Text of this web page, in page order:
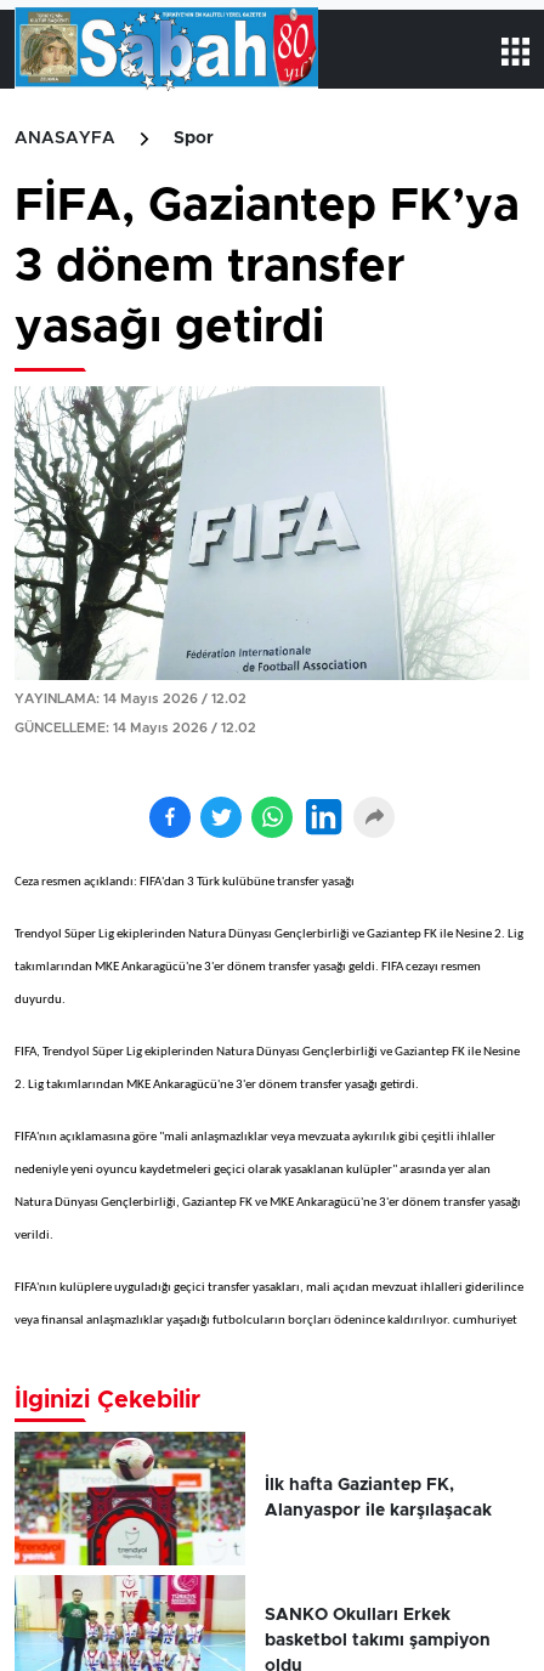
ANASAYFA Spor
FİFA, Gaziantep FK’ya
3 dönem transfer
yasağı getirdi
YAYINLAMA: 14 Mayıs 2026 / 12.02
GÜNCELLEME: 14 Mayıs 2026 / 12.02
Ceza resmen açıklandı: FIFA'dan 3 Türk kulübüne transfer yasağı
Trendyol Süper Lig ekiplerinden Natura Dünyası Gençlerbirliği ve Gaziantep FK ile Nesine 2. Lig
takımlarından MKE Ankaragücü'ne 3'er dönem transfer yasağı geldi. FIFA cezayı resmen
duyurdu.
FIFA, Trendyol Süper Lig ekiplerinden Natura Dünyası Gençlerbirliği ve Gaziantep FK ile Nesine
2. Lig takımlarından MKE Ankaragücü'ne 3'er dönem transfer yasağı getirdi.
FIFA'nın açıklamasına göre "mali anlaşmazlıklar veya mevzuata aykırılık gibi çeşitli ihlaller
nedeniyle yeni oyuncu kaydetmeleri geçici olarak yasaklanan kulüpler" arasında yer alan
Natura Dünyası Gençlerbirliği, Gaziantep FK ve MKE Ankaragücü'ne 3'er dönem transfer yasağı
verildi.
FIFA'nın kulüplere uyguladığı geçici transfer yasakları, mali açıdan mevzuat ihlalleri giderilince
veya finansal anlaşmazlıklar yaşadığı futbolcuların borçları ödenince kaldırılıyor. cumhuriyet
İlginizi Çekebilir
İlk hafta Gaziantep FK,
Alanyaspor ile karşılaşacak
SANKO Okulları Erkek
basketbol takımı şampiyon
oldu